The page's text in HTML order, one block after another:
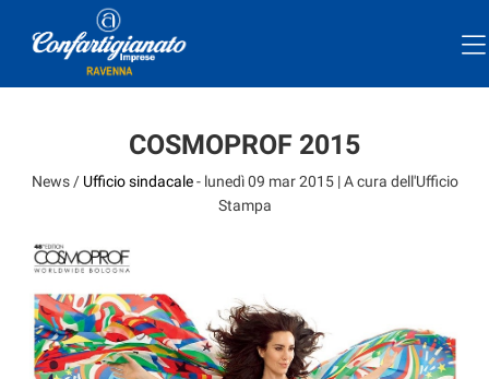
COSMOPROF 2015
News / Ufficio sindacale- lunedì 09 mar 2015| A cura dell'Ufficio
Stampa